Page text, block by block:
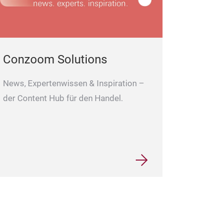
Conzoom Solutions
News, Expertenwissen & Inspiration –
der Content Hub für den Handel.